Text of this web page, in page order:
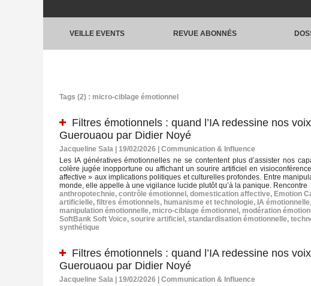
VEILLE EVENTS REVUE ABONNÉS
Tags (2) : micro‑ciblage émotionnel
Filtres émotionnels : quand l’IA redessine nos
Guerouaou par Didier Noyé
Jacqueline Sala | 19/02/2026
Communication & Influence
Les IA génératives émotionnelles ne se contentent plus d’assister nos
colère jugée inopportune ou affichant un sourire artificiel en
affective » aux implications politiques et culturelles profondes. Entre
monde, elle appelle à une vigilance lucide plutôt qu’à la panique. Rencontre
anthropotechnie, contrôle émotionnel , domestication affective, Emotion
artificielle, filtres émotionnels, humanisme et technologie, IA émotionnelle,
manipulation émotionnelle, micro‑ciblage émotionnel , modération
SoftBank Soft Voice, sourire artificiel , standardisation émotionnelle,
synthétique
Filtres émotionnels : quand l’IA redessine nos
Guerouaou par Didier Noyé
Jacqueline Sala | 19/02/2026
Communication & Influence